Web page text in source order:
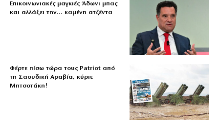
Επικοινωνιακές μαγκιές Άδωνι μπας
και αλλάξει την… καμένη ατζέντα
Φέρτε πίσω τώρα τους Patriot από
τη Σαουδική Αραβία, κύριε
Μητσοτάκη!